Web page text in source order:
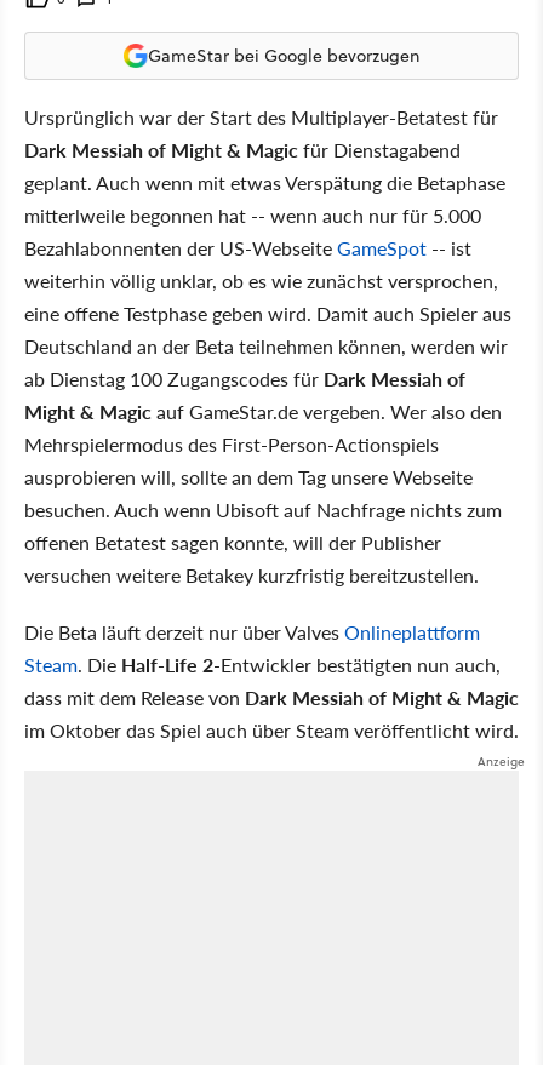
GameStar bei Google bevorzugen
Ursprünglich war der Start des Multiplayer-Betatest für
Dark Messiah of Might & Magicfür Dienstagabend
geplant. Auch wenn mit etwas Verspätung die Betaphase
mitterlweile begonnen hat -- wenn auch nur für 5.000
Bezahlabonnenten der US-WebseiteGameSpot -- ist
weiterhin völlig unklar, ob es wie zunächst versprochen,
eine offene Testphase geben wird. Damit auch Spieler aus
Deutschland an der Beta teilnehmen können, werden wir
ab Dienstag 100 Zugangscodes für Dark Messiah of
Might & Magicauf GameStar.de vergeben. Wer also den
Mehrspielermodus des First-Person-Actionspiels
ausprobieren will, sollte an dem Tag unsere Webseite
besuchen. Auch wenn Ubisoft auf Nachfrage nichts zum
offenen Betatest sagen konnte, will der Publisher
versuchen weitere Betakey kurzfristig bereitzustellen.
Die Beta läuft derzeit nur über ValvesOnlineplattform
Steam. Die Half-Life 2-Entwickler bestätigten nun auch,
dass mit dem Release von Dark Messiah of Might & Magic
im Oktober das Spiel auch über Steam veröffentlicht wird.